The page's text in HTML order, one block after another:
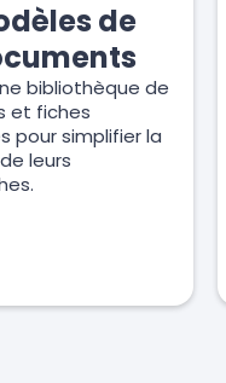
de
bibliothèque de
et fiches
pour simplifier la
leurs